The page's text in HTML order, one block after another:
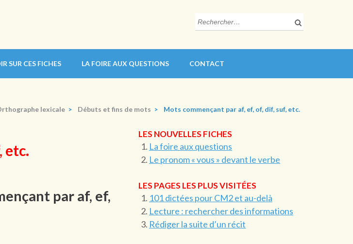
Rechercher :
SUR CES FICHES LA FOIRE AUX QUESTIONS CONTACT
lexicale > Débuts et fins de mots > Mots commençant par af, ef, of, dif, suf, etc.
etc.
par af, ef,
LES NOUVELLES FICHES
La foire aux questions
Le pronom « vous » devant le verbe
LES PAGES LES PLUS VISITÉES
101 dictées pour CM2 et au-delà
Lecture : rechercher des informations
Rédiger la suite d’un récit